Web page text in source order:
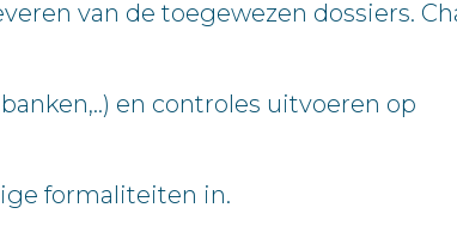
van de toegewezen dossiers.
en controles uitvoeren op
formaliteiten in.